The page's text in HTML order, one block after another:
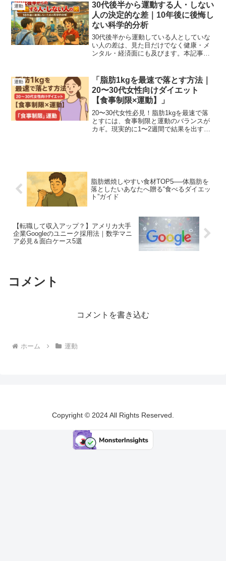
運動
30代後半から運動する人・しない
人の決定的な差｜10年後に後悔し
ない科学的分析
30代後半から運動している人としていな
い人の差は、見た目だけでなく健康・メ
ンタル・経済面にも及びます。本記事で
徹底分析します。
運動
「脂肪1kgを最速で落とす方法｜
20〜30代女性向けダイエット
【食事制限×運動】」
20〜30代女性必見！脂肪1kgを最速で落
とすには、食事制限と運動のバランスが
カギ。現実的に1〜2週間で結果を出す方
脂肪燃焼しやすい食材TOP5──体脂肪を
落としたいあなたへ贈る“食べるダイエッ
ト”ガイド
【転職して収入アップ？】アメリカ大手
企業Googleのユニーク採用法｜数学マニ
ア必見＆面白ケース5選
コメント
コメントを書き込む
ホーム 運動
Copyright © 2024 All Rights Reserved.